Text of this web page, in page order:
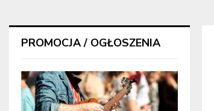
PROMOCJA / OGŁOSZENIA